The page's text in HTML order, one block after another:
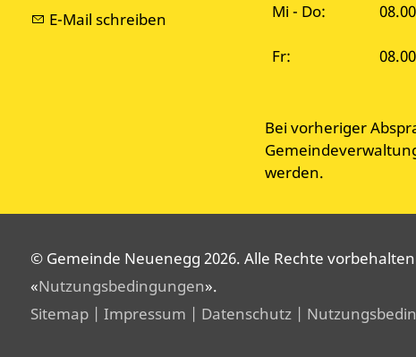
E-Mail schreiben
Mi - Do:
Fr:
Bei vorheriger
werden.
© Gemeinde Neuenegg 2026. Alle Rechte
«Nutzungsbedingungen».
Sitemap | Impressum | Datenschutz |